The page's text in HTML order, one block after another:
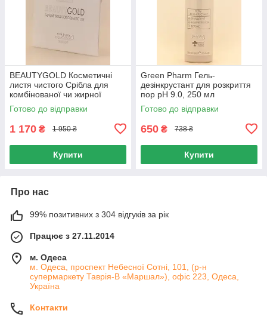
BEAUTYGOLD Косметичні
листя чистого Срібла для
комбінованої чи жирної
шкіри, 12 шт
Готово до відправки
1 170 ₴ 1 950 ₴
Купити
Green Pharm Гель-
дезінкрустант для розкриття
пор pH 9.0, 250 мл
Готово до відправки
650 ₴ 738 ₴
Купити
Про нас
99% позитивних з 304 відгуків за рік
Працює з 27.11.2014
м. Одеса
м. Одеса, проспект Небесної Сотні, 101, (р-н
супермаркету Таврія-В «Маршал»), офіс 223, Одеса,
Україна
Контакти